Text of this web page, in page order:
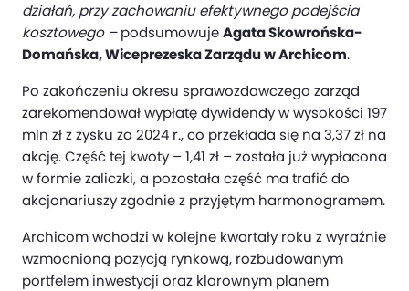
działań, przy zachowaniu efektywnego podejścia
kosztowego –podsumowujeAgata Skowrońska-
Domańska, Wiceprezeska Zarządu w Archicom.
Po zakończeniu okresu sprawozdawczego zarząd
zarekomendował wypłatę dywidendy w wysokości 197
mln zł z zysku za 2024 r., co przekłada się na 3,37 zł na
akcję. Część tej kwoty – 1,41 zł – została już wypłacona
w formie zaliczki, a pozostała część ma trafić do
akcjonariuszy zgodnie z przyjętym harmonogramem.
Archicom wchodzi w kolejne kwartały roku z wyraźnie
wzmocnioną pozycją rynkową, rozbudowanym
portfelem inwestycji oraz klarownym planem